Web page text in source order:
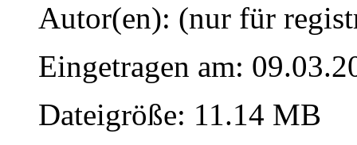
Autor(en): (nur für
Eingetragen am:
Dateigröße: 11.14 MB